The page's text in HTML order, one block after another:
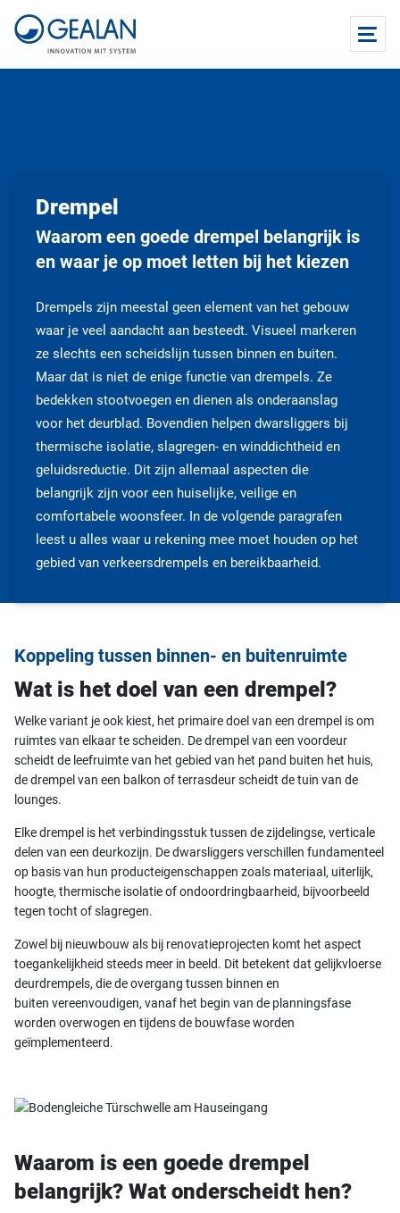
Drempel
Waarom een goede drempel belangrijk is
en waar je op moet letten bij het kiezen
Drempels zijn meestal geen element van het gebouw
waar je veel aandacht aan besteedt. Visueel markeren
ze slechts een scheidslijn tussen binnen en buiten.
Maar dat is niet de enige functie van drempels. Ze
bedekken stootvoegen en dienen als onderaanslag
voor het deurblad. Bovendien helpen dwarsliggers bij
thermische isolatie, slagregen- en winddichtheid en
geluidsreductie. Dit zijn allemaal aspecten die
belangrijk zijn voor een huiselijke, veilige en
comfortabele woonsfeer. In de volgende paragrafen
leest u alles waar u rekening mee moet houden op het
gebied van verkeersdrempels en bereikbaarheid.
Koppeling tussen binnen- en buitenruimte
Wat is het doel van een drempel?
Welke variant je ook kiest, het primaire doel van een drempel is om
ruimtes van elkaar te scheiden. De drempel van een voordeur
scheidt de leefruimte van het gebied van het pand buiten het huis,
de drempel van een balkon of terrasdeur scheidt de tuin van de
lounges.
Elke drempel is het verbindingsstuk tussen de zijdelingse, verticale
delen van een deurkozijn. De dwarsliggers verschillen fundamenteel
op basis van hun producteigenschappen zoals materiaal, uiterlijk,
hoogte, thermische isolatie of ondoordringbaarheid, bijvoorbeeld
tegen tocht of slagregen.
Zowel bij nieuwbouw als bij renovatieprojecten komt het aspect
toegankelijkheid steeds meer in beeld. Dit betekent dat gelijkvloerse
deurdrempels, die de overgang tussen binnen en
buiten vereenvoudigen, vanaf het begin van de planningsfase
worden overwogen en tijdens de bouwfase worden
geïmplementeerd.
Waarom is een goede drempel
belangrijk? Wat onderscheidt hen?